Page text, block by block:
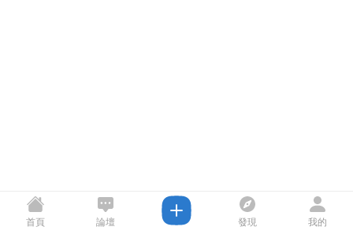
首頁 論壇 發現 我的